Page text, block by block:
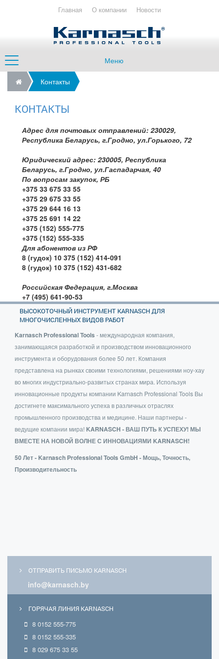
Главная О компании Новости
Меню
Контакты
КОНТАКТЫ
Адрес для почтовых отправлений: 230029,
Республика Беларусь, г.Гродно, ул.Горького, 72
Юридический адрес: 230005, Республика
Беларусь, г.Гродно, ул.Гаспадарчая, 40
По вопросам закупок, РБ
+375 33 675 33 55
+375 29 675 33 55
+375 29 644 16 13
+375 25 691 14 22
+375 (152) 555-775
+375 (152) 555-335
Для абонентов из РФ
8 (гудок) 10 375 (152) 414-091
8 (гудок) 10 375 (152) 431-682
Российская Федерация, г.Москва
+7 (495) 641-90-53
ВЫСОКОТОЧНЫЙ ИНСТРУМЕНТ KARNASCH ДЛЯ
МНОГОЧИСЛЕННЫХ ВИДОВ РАБОТ
Karnasch Professional Tools- международная компания,
занимающаяся разработкой и производством инновационного
инструмента и оборудования более 50 лет. Компания
представлена на рынках своими технологиями, решениями ноу-хау
во многих индустриально-развитых странах мира. Используя
инновационные продукты компании Karnasch Professional Tools Вы
достигнете максимального успеха в различных отраслях
промышленного производства и медицине. Наши партнеры -
ведущие компании мира! KARNASCH - ВАШ ПУТЬ К УСПЕХУ! МЫ
ВМЕСТЕ НА НОВОЙ ВОЛНЕ С ИННОВАЦИЯМИ KARNASCH!
50 Лет - Karnasch Professional Tools GmbH - Мощь, Точность,
Производительность
ОТПРАВИТЬ ПИСЬМО KARNASCH
info@karnasch.by
ГОРЯЧАЯ ЛИНИЯ KARNASCH
8 0152 555-775
8 0152 555-335
8 029 675 33 55